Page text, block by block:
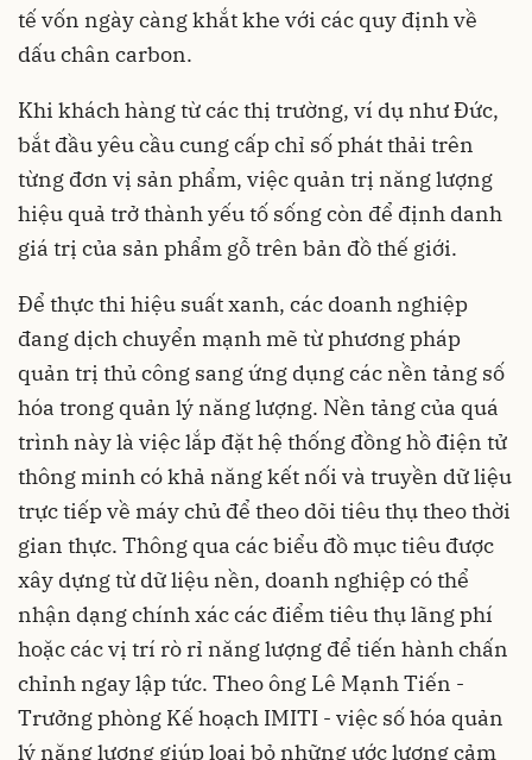
tế vốn ngày càng khắt khe với các quy định về
dấu chân carbon.
Khi khách hàng từ các thị trường, ví dụ như Đức,
bắt đầu yêu cầu cung cấp chỉ số phát thải trên
từng đơn vị sản phẩm, việc quản trị năng lượng
hiệu quả trở thành yếu tố sống còn để định danh
giá trị của sản phẩm gỗ trên bản đồ thế giới.
Để thực thi hiệu suất xanh, các doanh nghiệp
đang dịch chuyển mạnh mẽ từ phương pháp
quản trị thủ công sang ứng dụng các nền tảng số
hóa trong quản lý năng lượng. Nền tảng của quá
trình này là việc lắp đặt hệ thống đồng hồ điện tử
thông minh có khả năng kết nối và truyền dữ liệu
trực tiếp về máy chủ để theo dõi tiêu thụ theo thời
gian thực. Thông qua các biểu đồ mục tiêu được
xây dựng từ dữ liệu nền, doanh nghiệp có thể
nhận dạng chính xác các điểm tiêu thụ lãng phí
hoặc các vị trí rò rỉ năng lượng để tiến hành chấn
chỉnh ngay lập tức. Theo ông Lê Mạnh Tiến -
Trưởng phòng Kế hoạch IMITI - việc số hóa quản
lý năng lượng giúp loại bỏ những ước lượng cảm